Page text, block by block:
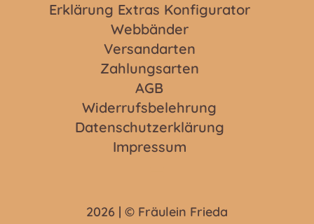
Erklärung Extras Konfigurator
Webbänder
Versandarten
Zahlungsarten
AGB
Widerrufsbelehrung
Datenschutzerklärung
Impressum
2026 | © Fräulein Frieda